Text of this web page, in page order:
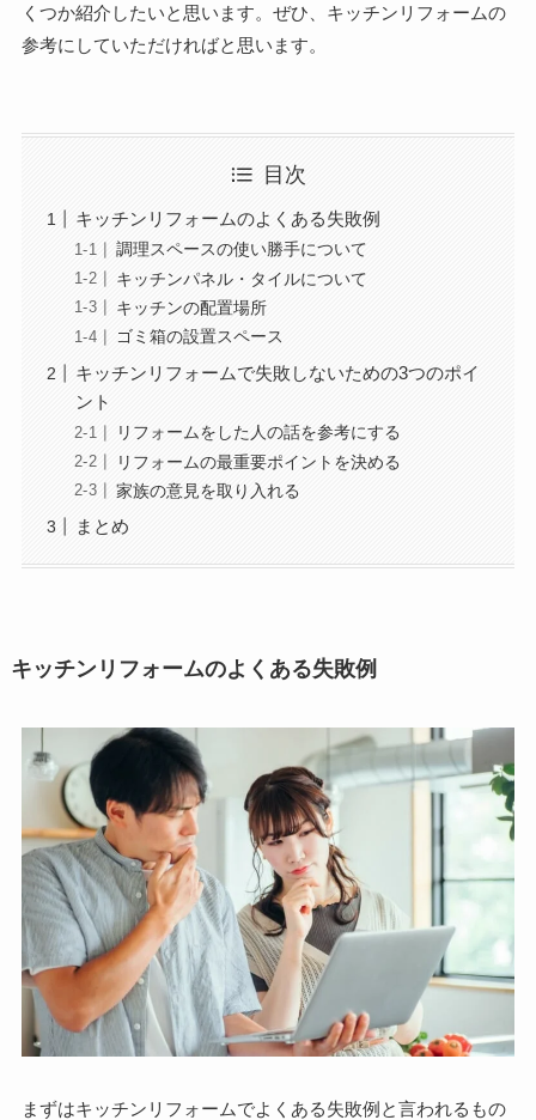
くつか紹介したいと思います。ぜひ、キッチンリフォームの
参考にしていただければと思います。
目次
キッチンリフォームのよくある失敗例
調理スペースの使い勝手について
キッチンパネル・タイルについて
キッチンの配置場所
ゴミ箱の設置スペース
キッチンリフォームで失敗しないための3つのポイ
ント
リフォームをした人の話を参考にする
リフォームの最重要ポイントを決める
家族の意見を取り入れる
まとめ
キッチンリフォームのよくある失敗例
まずはキッチンリフォームでよくある失敗例と言われるもの